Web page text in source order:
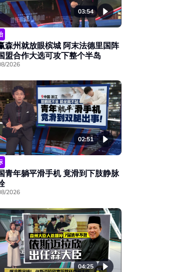
03:54
森州就放眼槟城 阿末法德里国阵
盟合作大选可攻下整个半岛
2026
02:51
青年躺平滑手机 竟滑到下肢静脉
2026
04:25